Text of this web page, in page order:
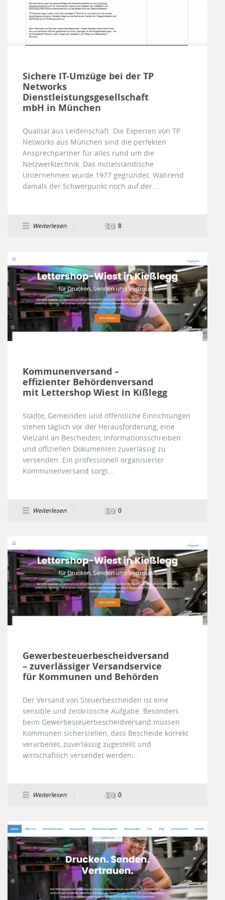
Sichere IT-Umzüge bei der TP
Networks
Dienstleistungsgesellschaft
mbH in München
Qualität aus Leidenschaft: Die Experten von TP
Networks aus München sind die perfekten
Ansprechpartner für alles rund um die
Netzwerktechnik. Das mittelständische
Unternehmen wurde 1977 gegründet. Während
damals der Schwerpunkt noch auf der...
Weiterlesen 8
Kommunenversand –
effizienter Behördenversand
mit Lettershop Wiest in Kißlegg
Städte, Gemeinden und öffentliche Einrichtungen
stehen täglich vor der Herausforderung, eine
Vielzahl an Bescheiden, Informationsschreiben
und offiziellen Dokumenten zuverlässig zu
versenden. Ein professionell organisierter
Kommunenversand sorgt...
Weiterlesen 0
Gewerbesteuerbescheidversand
– zuverlässiger Versandservice
für Kommunen und Behörden
Der Versand von Steuerbescheiden ist eine
sensible und zeitkritische Aufgabe. Besonders
beim Gewerbesteuerbescheidversand müssen
Kommunen sicherstellen, dass Bescheide korrekt
verarbeitet, zuverlässig zugestellt und
wirtschaftlich versendet werden...
Weiterlesen 0